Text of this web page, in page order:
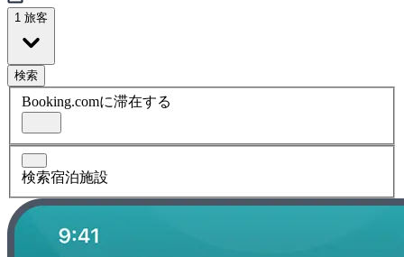
1 旅客
検索
Booking.comに滞在する
検索宿泊施設